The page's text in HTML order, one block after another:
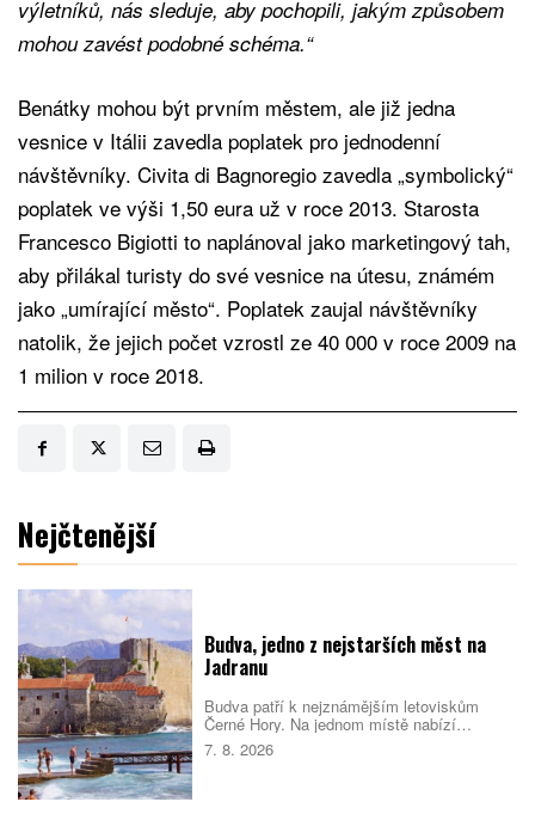
výletníků, nás sleduje, aby pochopili, jakým způsobem
mohou zavést podobné schéma.“
Benátky mohou být prvním městem, ale již jedna
vesnice v Itálii zavedla poplatek pro jednodenní
návštěvníky. Civita di Bagnoregio zavedla „symbolický“
poplatek ve výši 1,50 eura už v roce 2013. Starosta
Francesco Bigiotti to naplánoval jako marketingový tah,
aby přilákal turisty do své vesnice na útesu, známém
jako „umírající město“. Poplatek zaujal návštěvníky
natolik, že jejich počet vzrostl ze 40 000 v roce 2009 na
1 milion v roce 2018.
Nejčtenější
Budva, jedno z nejstarších měst na
Jadranu
Budva patří k nejznámějším letoviskům
Černé Hory. Na jednom místě nabízí
opevněné staré město, dlouhé městské
pláže, menší zátoky i snadné výlety podél
7. 8. 2026